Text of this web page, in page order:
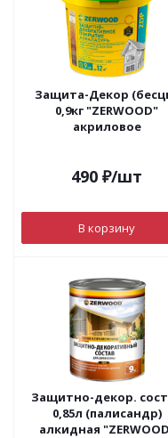
Защита-Декор
0,9кг "ZERWOOD"
акриловое
490 ₽/шт
В корзину
Защитно-декор.
0,85л (палисандр)
алкидная